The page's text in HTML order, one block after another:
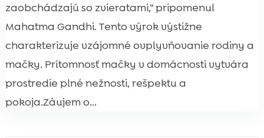
zaobchádzajú so zvieratami,“ pripomenul
Mahatma Gandhi. Tento výrok výstižne
charakterizuje vzájomné ovplyvňovanie rodiny a
mačky. Prítomnosť mačky v domácnosti vytvára
prostredie plné nežnosti, rešpektu a
pokoja.Záujem o...